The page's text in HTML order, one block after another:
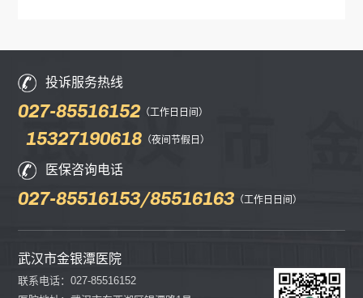
投诉服务热线
027-85516152（工作日日间）
15327190618 （夜间节假日）
医保咨询电话
027-85516153/85516163 （工作日日间）
武汉市金银潭医院
联系电话：027-85516152